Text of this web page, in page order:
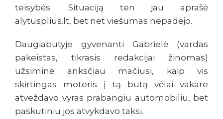
teisybės. Situaciją ten jau aprašė
alytusplius.lt, bet net viešumas nepadėjo.
Daugiabutyje gyvenanti Gabrielė (vardas
pakeistas, tikrasis redakcijai žinomas)
užsiminė anksčiau mačiusi, kaip vis
skirtingas moteris į tą butą vėlai vakare
atveždavo vyras prabangiu automobiliu, bet
paskutiniu jos atvykdavo taksi.